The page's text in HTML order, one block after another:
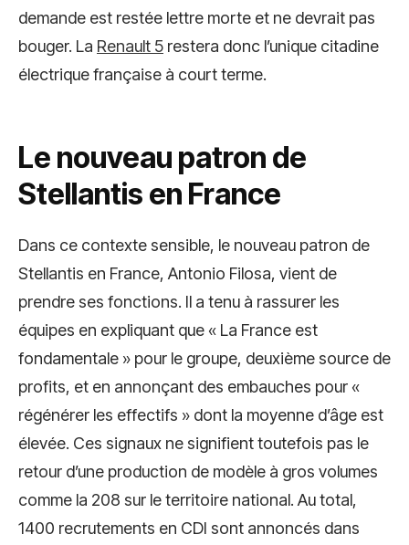
demande est restée lettre morte et ne devrait pas
bouger. La Renault 5 restera donc l’unique citadine
électrique française à court terme.
Le nouveau patron de
Stellantis en France
Dans ce contexte sensible, le nouveau patron de
Stellantis en France, Antonio Filosa, vient de
prendre ses fonctions. Il a tenu à rassurer les
équipes en expliquant que « La France est
fondamentale » pour le groupe, deuxième source de
profits, et en annonçant des embauches pour «
régénérer les effectifs » dont la moyenne d’âge est
élevée. Ces signaux ne signifient toutefois pas le
retour d’une production de modèle à gros volumes
comme la 208 sur le territoire national. Au total,
1400 recrutements en CDI sont annoncés dans